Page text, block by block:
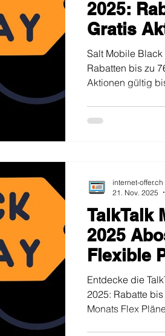
2025:
Gratis
Salt Mobile
Rabatten bis zu
Aktionen gültig
TalkTalk
2025
Flexible
Inklusive
Entdecke die
2025: Rabatte
Monats Flex
internet-offer.ch
21. Nov. 2025